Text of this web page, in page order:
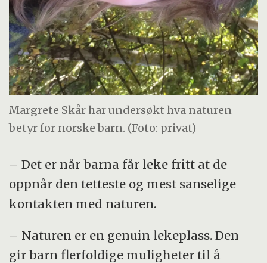
Margrete Skår har undersøkt hva naturen
betyr for norske barn. (Foto: privat)
– Det er når barna får leke fritt at de
oppnår den tetteste og mest sanselige
kontakten med naturen.
– Naturen er en genuin lekeplass. Den
gir barn flerfoldige muligheter til å